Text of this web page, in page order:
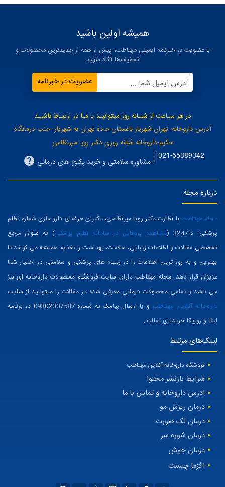
همیشه اولین باشید
با عضویت در خبرنامه ایمیلی مهتاطب، پیش از همه از جدیدترین محصولات و
آدرس ایمیل شما ... عضویت در خبرنامه
در هر سـاعت از شبـانه روز میتوانیـد با مـا در ارتبـاط باشیـد
آدرس داروخانه: تهران-شهریار-باغستان-جاده تهران به شهریار- جنب درمانگاه
حکیم-داروخانه شبانه روزی دکتر رویا میرنظامی
021-65389342
درباره مجله
با نظارت دکتر رویا میرنظامی، دکترای حرفه‌ای داروسازی شماره نظام
پزشکی: د-3247 (
مشاهده پروفایل در سامانه نظام پزشکی ) به عنوان مرجع
تخصصی مقالات و اطلاعات زیبایی، سلامت، بهداشت و تغذیه همیشه می کوشد تا
بهترین و به روز ترین اطلاعات را در زمینه های پزشکی و سلامتی در اختیار شما
عزیزان قرار دهد. مجله مهتاطب دارای سایت فروشگاه محصولات داروخانه ای نیز
داروخانه آنلاین مهتاطب
ایتا و روبیکا خریداری نمائید.
لینک‌های مرتبط
فروشگاه داروخانه آنلاین مهتاطب
شرایط بازنشر محتوا
ادرس داروخانه و تماس با ما
درمان ریزش مو
درمان لک صورت